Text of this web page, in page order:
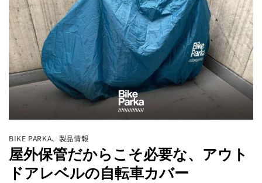
BIKE PARKA、 製品情報
屋外保管だからこそ必要な、アウト
ドアレベルの自転車カバー